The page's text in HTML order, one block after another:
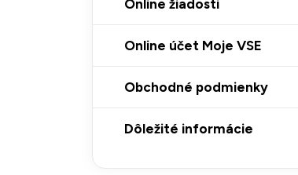
Online žiadosti
Online účet Moje VSE
Obchodné podmienky
Dôležité informácie